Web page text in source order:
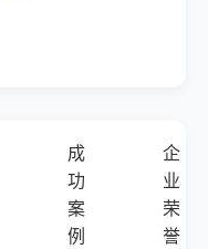
成
功
案
例
企
业
荣
誉